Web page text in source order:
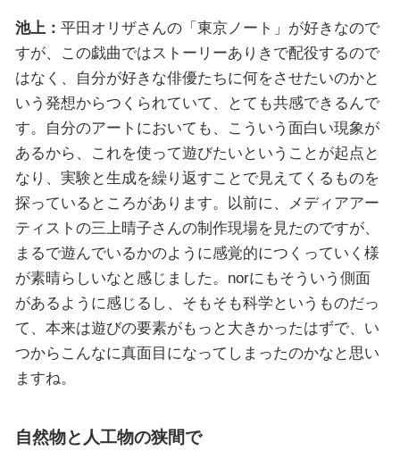
池上： 平田オリザさんの「東京ノート」が好きなので
すが、この戯曲ではストーリーありきで配役するので
はなく、自分が好きな俳優たちに何をさせたいのかと
いう発想からつくられていて、とても共感できるんで
す。自分のアートにおいても、こういう面白い現象が
あるから、これを使って遊びたいということが起点と
なり、実験と生成を繰り返すことで見えてくるものを
探っているところがあります。以前に、メディアアー
ティストの三上晴子さんの制作現場を見たのですが、
まるで遊んでいるかのように感覚的につくっていく様
が素晴らしいなと感じました。norにもそういう側面
があるように感じるし、そもそも科学というものだっ
て、本来は遊びの要素がもっと大きかったはずで、い
つからこんなに真面目になってしまったのかなと思い
ますね。
自然物と人工物の狭間で